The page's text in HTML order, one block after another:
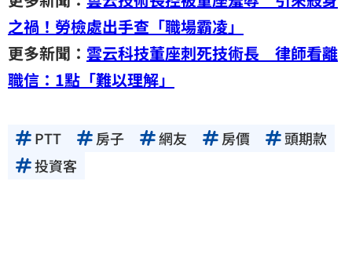
之禍！勞檢處出手查「職場霸凌」
更多新聞： 雲云科技董座刺死技術長 律師看離
職信：1點「難以理解」
PTT 房子 網友 房價
頭期款
投資客